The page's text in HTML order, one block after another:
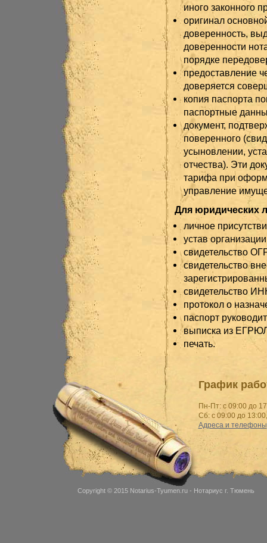
иного законного
оригинал
доверенность,
доверенности
порядке
предоставление
доверяется
копия паспорта
паспортные
документ,
поверенного
усыновлении,
отчества). Эти
тарифа при
управление
Для юридических
личное
устав
свидетельство
свидетельство
свидетельство
протокол о
паспорт
выписка из
печать.
График
Пн-Пт: с 09:00 до
Сб: с 09:00 до
Адреса и телефоны
Copyright © 2015 Notarius-Tyumen.ru- Нотариус г. Тюмень